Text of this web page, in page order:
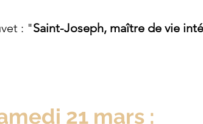
: "Saint-Joseph, maître de vie
21 mars :